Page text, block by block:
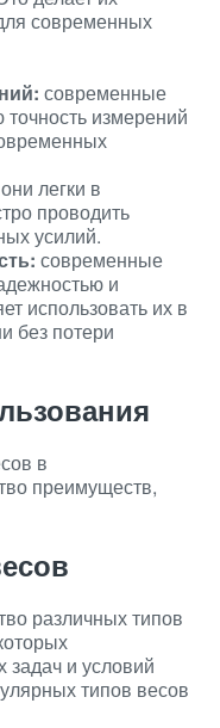
современных
современные
измерений
они легки в
проводить
усилий.
современные
и
использовать их в
без потери
в
преимуществ,
различных типов
задач и условий
типов весов